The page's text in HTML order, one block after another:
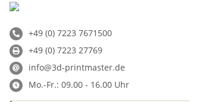
+49 (0) 7223 7671500
+49 (0) 7223 27769
info@3d-printmaster.de
Mo.-Fr.: 09.00 - 16.00 Uhr